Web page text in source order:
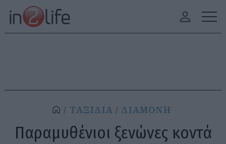
ΤΑΞΙΔΙΑ ΔΙΑΜΟΝΗ
Παραμυθένιοι ξενώνες κοντά